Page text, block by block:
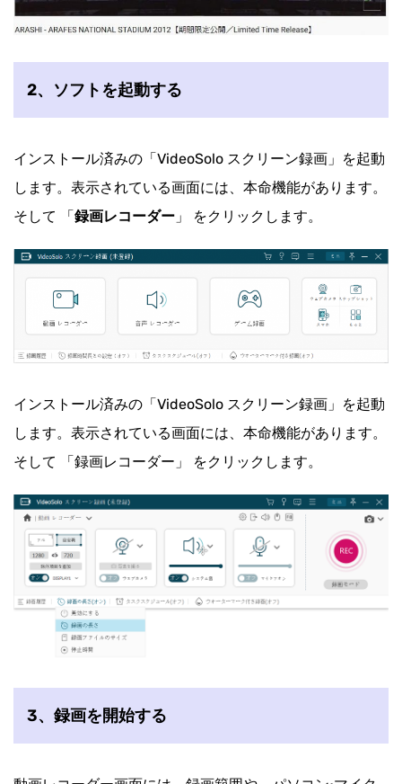
2、ソフトを起動する
インストール済みの「VideoSolo スクリーン録画」を起動
します。表示されている画面には、本命機能があります。
そして 「録画レコーダー 」 をクリックします。
インストール済みの「VideoSolo スクリーン録画」を起動
します。表示されている画面には、本命機能があります。
そして 「録画レコーダー」 をクリックします。
3、録画を開始する